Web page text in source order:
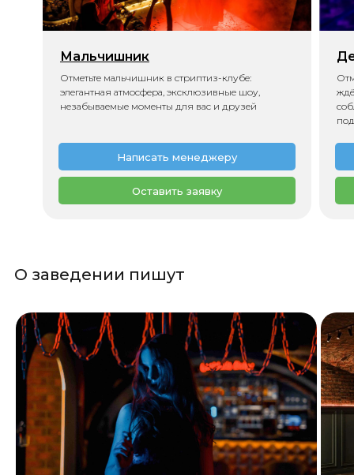
Отметьте мальчишник в стриптиз-клубе:
элегантная атмосфера, эксклюзивные шоу,
незабываемые моменты для вас и друзей
Написать менеджеру
Оставить заявку
Мальчишник
О заведении пишут